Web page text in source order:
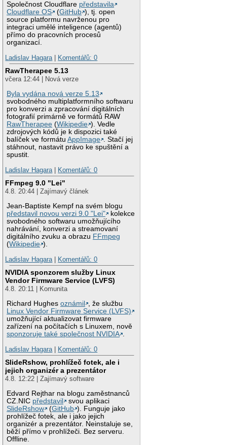
Společnost Cloudflare představila
Cloudflare OS
(GitHub ), tj. open
source platformu navrženou pro
integraci umělé inteligence (agentů)
přímo do pracovních procesů
organizací.
Ladislav Hagara
Komentářů: 0
RawTherapee 5.13
včera 12:44 | Nová verze
Byla vydána nová verze 5.13
svobodného multiplatformního softwaru
pro konverzi a zpracování digitálních
fotografií primárně ve formátů RAW
RawTherapee (Wikipedie ). Vedle
zdrojových kódů je k dispozici také
balíček ve formátuAppImage . Stačí jej
stáhnout, nastavit právo ke spuštění a
spustit.
Ladislav Hagara
Komentářů: 0
FFmpeg 9.0 "Lei"
4.8. 20:44 | Zajímavý článek
Jean-Baptiste Kempf na svém blogu
představil novou verzi 9.0 "Lei"
kolekce
svobodného softwaru umožňujícího
nahrávání, konverzi a streamovaní
digitálního zvuku a obrazu FFmpeg
(Wikipedie ).
Ladislav Hagara
Komentářů: 0
NVIDIA sponzorem služby Linux
Vendor Firmware Service (LVFS)
4.8. 20:11 | Komunita
Richard Hughesoznámil
, že službu
Linux Vendor Firmware Service (LVFS)
umožňující aktualizovat firmware
zařízení na počítačích s Linuxem, nově
sponzoruje také společnost NVIDIA .
Ladislav Hagara | Komentářů: 0
SlideRshow, prohlížeč fotek, ale i
jejich organizér a prezentátor
4.8. 12:22 | Zajímavý software
Edvard Rejthar na blogu zaměstnanců
CZ.NIC představil
svou aplikaci
SlideRshow
(GitHub ). Funguje jako
prohlížeč fotek, ale i jako jejich
organizér a prezentátor. Neinstaluje se,
běží přímo v prohlížeči. Bez serveru.
Offline.